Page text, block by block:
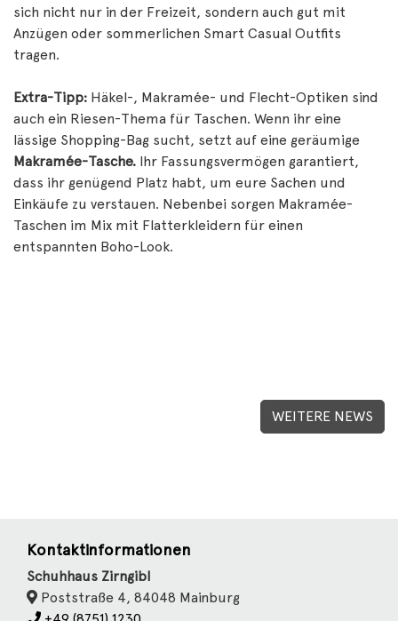
sich nicht nur in der Freizeit, sondern auch gut mit
Anzügen oder sommerlichen Smart Casual Outfits
tragen.
Extra-Tipp: Häkel-, Makramée- und Flecht-Optiken sind
auch ein Riesen-Thema für Taschen. Wenn ihr eine
lässige Shopping-Bag sucht, setzt auf eine geräumige
Makramée-Tasche. Ihr Fassungsvermögen garantiert,
dass ihr genügend Platz habt, um eure Sachen und
Einkäufe zu verstauen. Nebenbei sorgen Makramée-
Taschen im Mix mit Flatterkleidern für einen
entspannten Boho-Look.
WEITERE NEWS
Kontaktinformationen
Schuhhaus Zirngibl
Poststraße 4, 84048 Mainburg